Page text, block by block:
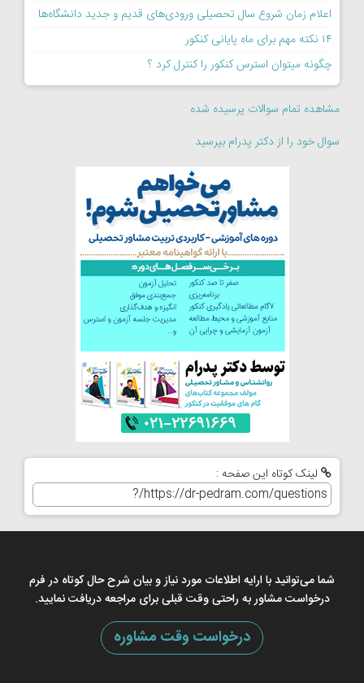
اعلام زمان شروع سال تحصیلی ورودی‌های قدیم و جدید دانشگاه‌ها
۱۴ نکته مهم برای ماه پایانی کنکور
چگونه میتوان استرس کنکور را کنترل کرد ؟
مشاهده تمام سوالات پرسیده شده
سوال خود را از دکتر پدرام بپرسید
لینک کوتاه این صفحه :
شما می‌توانید با ارایه اطلاعات مورد نیاز و بیان شرح حال کوتاه در فرم
درخواست مشاور به راحتی وقت قبلی برای مراجعه دریافت نمایید.
درخواست وقت مشاوره